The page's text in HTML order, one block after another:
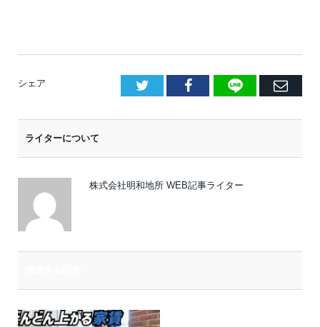
シェア Facebook
LINE
E
ライターについて
株式会社明和地所 WEB記事ライター